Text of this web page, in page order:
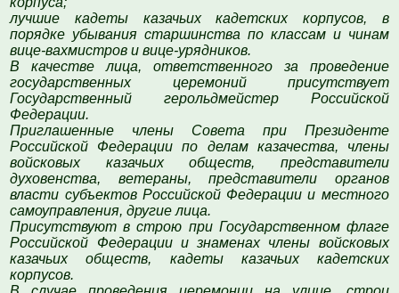
лучшие кадеты казачьих кадетских корпусов, в
порядке убывания старшинства по классам и чинам
вице-вахмистров и вице-урядников.
В качестве лица, ответственного за проведение
государственных церемоний присутствует
Государственный герольдмейстер Российской
Федерации.
Приглашенные члены Совета при Президенте
Российской Федерации по делам казачества, члены
войсковых казачьих обществ, представители
духовенства, ветераны, представители органов
власти субъектов Российской Федерации и местного
самоуправления, другие лица.
Присутствуют в строю при Государственном флаге
Российской Федерации и знаменах члены войсковых
казачьих обществ, кадеты казачьих кадетских
корпусов.